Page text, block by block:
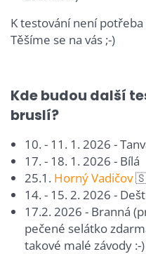
K testování není
Těšíme se na vás ;-)
Kde budou další
bruslí?
10. - 11. 1. 2026 -
17. - 18. 1. 2026 - Bílá
25.1. Horný Vadičov
14. - 15. 2. 2026 -
17.2. 2026 - Branná
pečené selátko
takové malé závody :-)